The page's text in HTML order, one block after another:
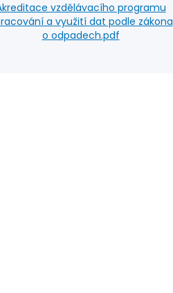
vzdělávacího programu
a využití dat podle zákona
o odpadech.pdf